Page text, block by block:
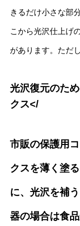
きるだけ小さな部
こから光沢仕上げ
があります。ただ
光沢復元のた
クス</
市販の保護用
クスを薄く塗
に、光沢を補
器の場合は食